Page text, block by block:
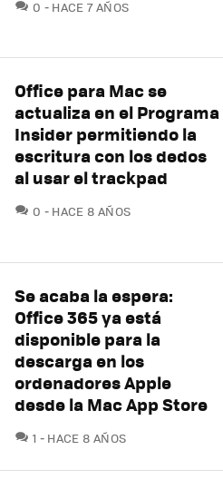
0 COMENTARIOS
HACE 7 AÑOS
Office para Mac se
actualiza en el Programa
Insider permitiendo la
escritura con los dedos
al usar el trackpad
0 COMENTARIOS
HACE 8 AÑOS
Se acaba la espera:
Office 365 ya está
disponible para la
descarga en los
ordenadores Apple
desde la Mac App Store
1 COMENTARIOS
HACE 8 AÑOS